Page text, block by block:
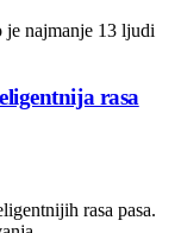
je najmanje 13 ljudi
rasa
rasa pasa.